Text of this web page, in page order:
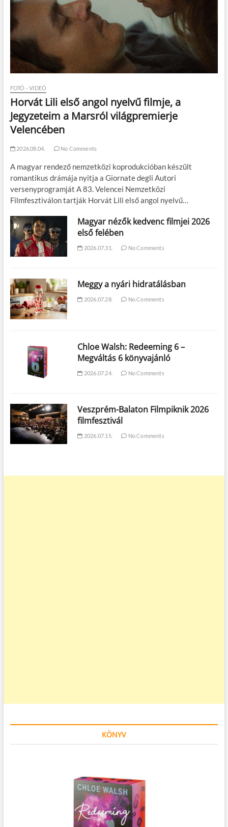
FOTÓ - VIDEÓ
Horvát Lili első angol nyelvű filmje, a
Jegyzeteim a Marsról világpremierje
Velencében
2026.08.04. No Comments
A magyar rendező nemzetközi koprodukcióban készült
romantikus drámája nyitja a Giornate degli Autori
versenyprogramját A 83. Velencei Nemzetközi
Filmfesztiválon tartják Horvát Lili első angol nyelvű…
Magyar nézők kedvenc filmjei 2026
első felében
2026.07.31. No Comments
Meggy a nyári hidratálásban
2026.07.28. No Comments
Chloe Walsh: Redeeming 6 –
Megváltás 6 könyvajánló
2026.07.24. No Comments
Veszprém-Balaton Filmpiknik 2026
filmfesztivál
2026.07.15. No Comments
KÖNYV